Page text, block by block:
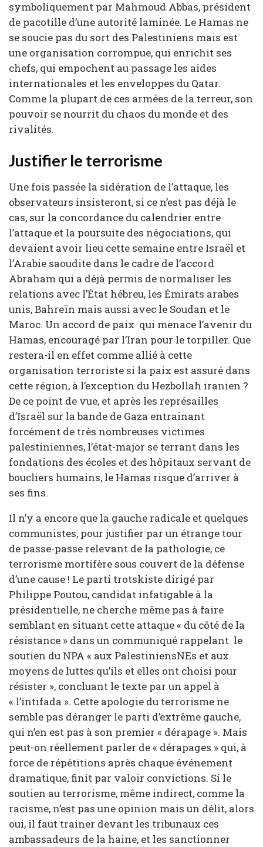
symboliquement par Mahmoud Abbas, président
de pacotille d’une autorité laminée. Le Hamas ne
se soucie pas du sort des Palestiniens mais est
une organisation corrompue, qui enrichit ses
chefs, qui empochent au passage les aides
internationales et les enveloppes du Qatar.
Comme la plupart de ces armées de la terreur, son
pouvoir se nourrit du chaos du monde et des
rivalités.
Justifier le terrorisme
Une fois passée la sidération de l’attaque, les
observateurs insisteront, si ce n’est pas déjà le
cas, sur la concordance du calendrier entre
l’attaque et la poursuite des négociations, qui
devaient avoir lieu cette semaine entre Israël et
l’Arabie saoudite dans le cadre de l’accord
Abraham qui a déjà permis de normaliser les
relations avec l’État hébreu, les Émirats arabes
unis, Bahreïn mais aussi avec le Soudan et le
Maroc. Un accord de paix qui menace l’avenir du
Hamas, encouragé par l’Iran pour le torpiller. Que
restera-il en effet comme allié à cette
organisation terroriste si la paix est assuré dans
cette région, à l’exception du Hezbollah iranien ?
De ce point de vue, et après les représailles
d’Israël sur la bande de Gaza entrainant
forcément de très nombreuses victimes
palestiniennes, l’état-major se terrant dans les
fondations des écoles et des hôpitaux servant de
boucliers humains, le Hamas risque d’arriver à
ses fins.
Il n’y a encore que la gauche radicale et quelques
communistes, pour justifier par un étrange tour
de passe-passe relevant de la pathologie, ce
terrorisme mortifère sous couvert de la défense
d’une cause ! Le parti trotskiste dirigé par
Philippe Poutou, candidat infatigable à la
présidentielle, ne cherche même pas à faire
semblant en situant cette attaque « du côté de la
résistance » dans un communiqué rappelant le
soutien du NPA « aux PalestiniensNEs et aux
moyens de luttes qu’ils et elles ont choisi pour
résister », concluant le texte par un appel à
« l’intifada ». Cette apologie du terrorisme ne
semble pas déranger le parti d’extrême gauche,
qui n’en est pas à son premier « dérapage ». Mais
peut-on réellement parler de « dérapages » qui, à
force de répétitions après chaque événement
dramatique, finit par valoir convictions. Si le
soutien au terrorisme, même indirect, comme la
racisme, n’est pas une opinion mais un délit, alors
oui, il faut trainer devant les tribunaux ces
ambassadeurs de la haine, et les sanctionner